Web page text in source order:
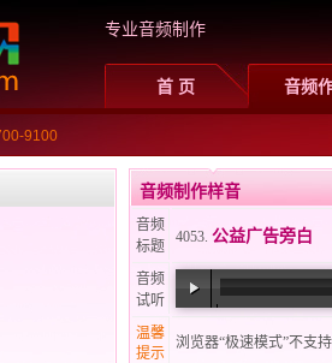
专业音频制作
首 页 音频
9100
音频制作样音
音频
标题
4053. 公益广告旁白
音频
试听
温馨
提示
浏览器“极速模式”不支